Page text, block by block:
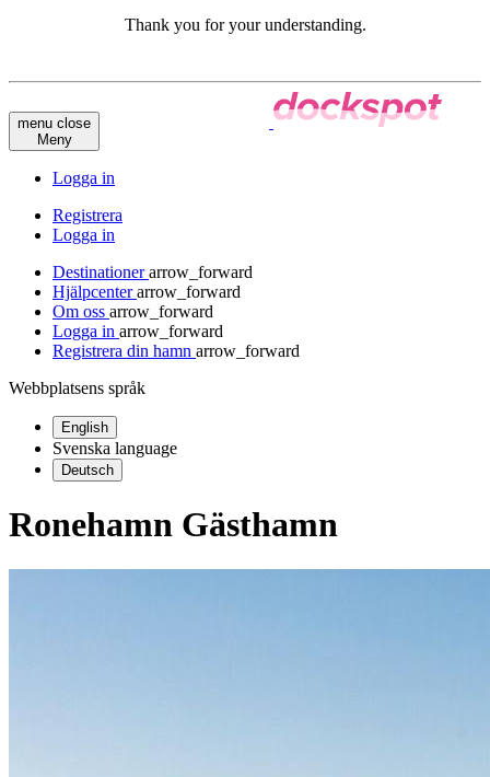
Thank you for your understanding.
menu close
Meny
Logga in
Registrera
Logga in
Destinationerarrow_forward
Hjälpcenterarrow_forward
Om oss arrow_forward
Logga in arrow_forward
Registrera din hamn arrow_forward
Webbplatsens språk
English
Svenska language
Deutsch
Ronehamn Gästhamn